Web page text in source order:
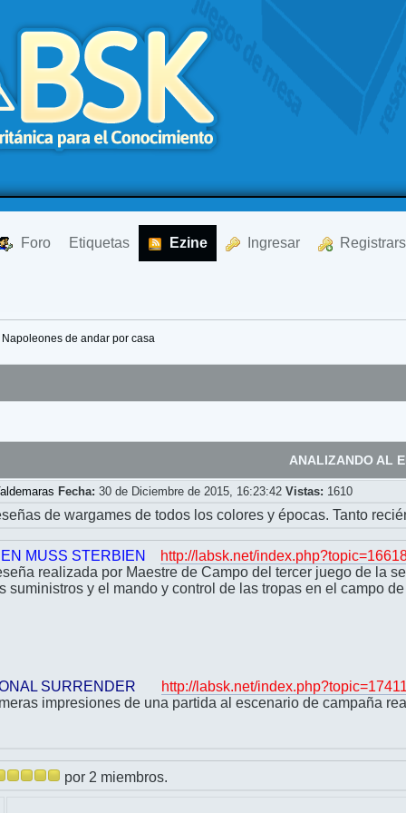
Foro Etiquetas Ezine Ingresar
Napoleones de andar por casa
ANALIZANDO AL
Fecha:30 de Diciembre de 2015, 16:23:42Vistas: 1610
de wargames de todos los colores y épocas. Tanto
MUSS STERBIEN
http://labsk.net/
realizada por Maestre de Campo del tercer juego de la
suministros y el mando y control de las tropas en el campo
SURRENDER
http://labsk.net/
impresiones de una partida al escenario de campaña
por 2 miembros.